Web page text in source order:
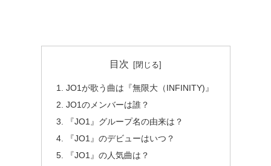
目次
JO1が歌う曲は『無限大（INFINITY)』
JO1のメンバーは誰？
『JO1』グループ名の由来は？
『JO1』のデビューはいつ？
『JO1』の人気曲は？